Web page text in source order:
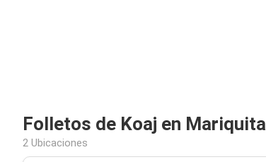
Folletos de Koaj en Mariquita
2 Ubicaciones